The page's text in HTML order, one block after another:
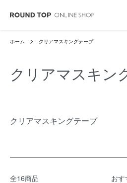
ホーム クリアマスキングテープ
クリアマスキン
クリアマスキングテープ
全16商品 お